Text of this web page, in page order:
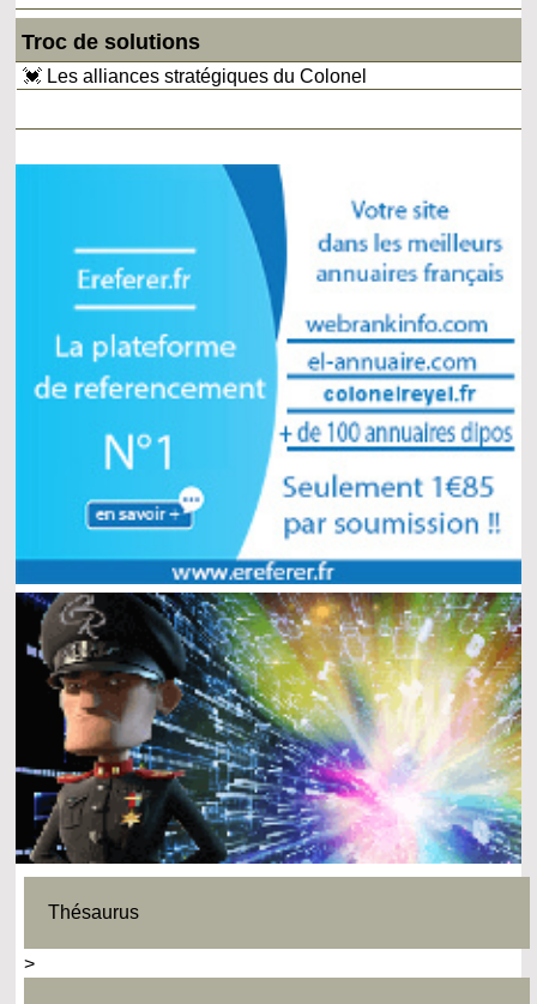
Troc de solutions
💓 Les alliances stratégiques du Colonel
Thésaurus
>